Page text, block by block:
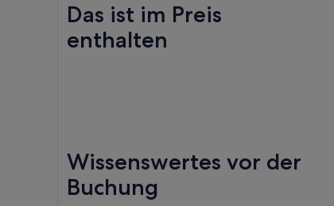
Das ist im Preis
enthalten
Wissenswertes vor der
Buchung